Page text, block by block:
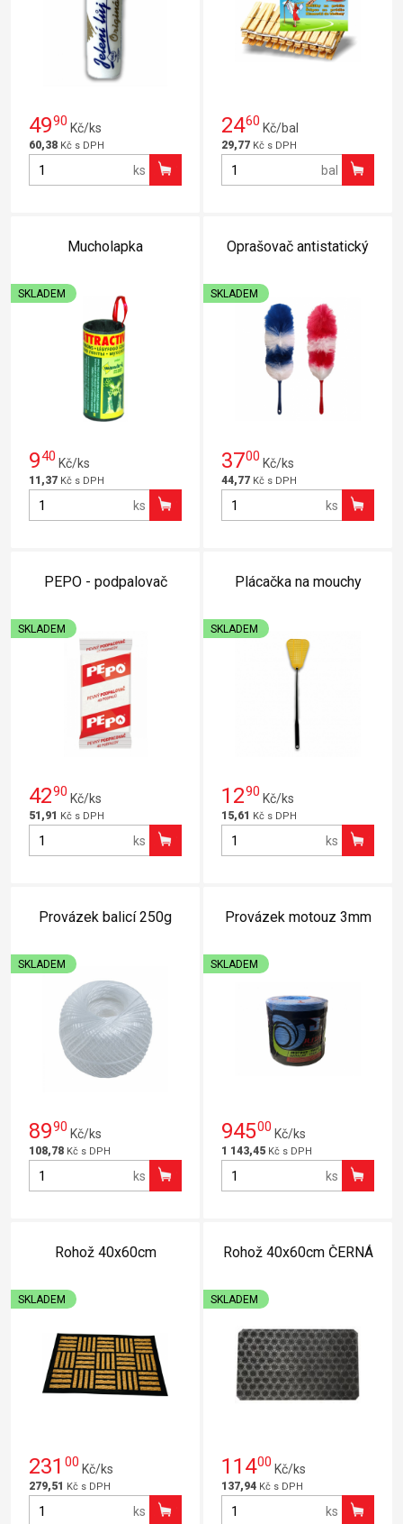
4990 Kč/ks
60,38 Kč s DPH
ks
2460 Kč/bal
29,77 Kč s DPH
bal
Mucholapka
SKLADEM
940 Kč/ks
11,37 Kč s DPH
ks
Oprašovač antistatický
SKLADEM
3700 Kč/ks
44,77 Kč s DPH
ks
PEPO - podpalovač
SKLADEM
4290 Kč/ks
51,91 Kč s DPH
ks
Plácačka na mouchy
SKLADEM
1290 Kč/ks
15,61 Kč s DPH
ks
Provázek balicí 250g
SKLADEM
8990 Kč/ks
108,78 Kč s DPH
ks
Provázek motouz 3mm
SKLADEM
94500 Kč/ks
1 143,45 Kč s DPH
ks
Rohož 40x60cm
SKLADEM
231 00 Kč/ks
279,51 Kč s DPH
ks
Rohož 40x60cm ČERNÁ
SKLADEM
11400 Kč/ks
137,94 Kč s DPH
ks